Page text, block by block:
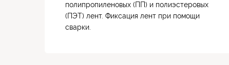
полипропиленовых (ПП) и полиэстеровых
(ПЭТ) лент. Фиксация лент при помощи
сварки.